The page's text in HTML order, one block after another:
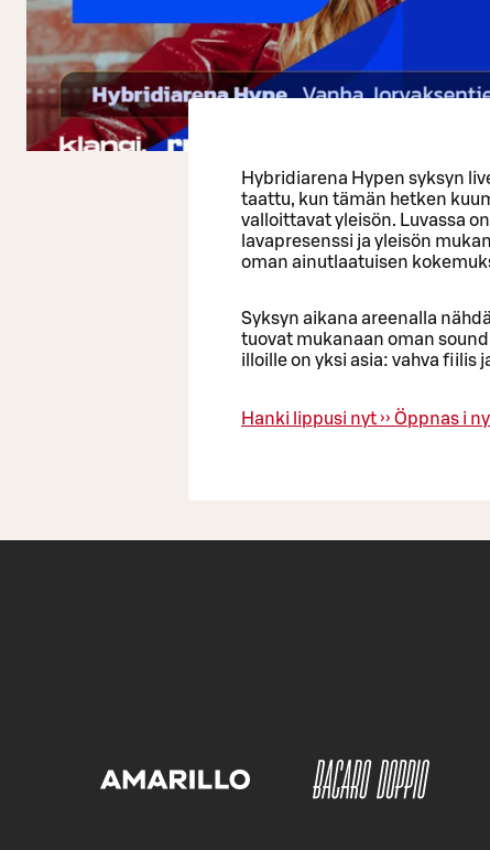
Hybridiarena Hypen syksyn
taattu, kun tämän hetken
valloittavat yleisön. Luvassa
lavapresenssi ja yleisön
oman ainutlaatuisen
Syksyn aikana areenalla
tuovat mukanaan oman
illoille on yksi asia: vahva fiilis
Hanki lippusi nyt ›› Öppnas i